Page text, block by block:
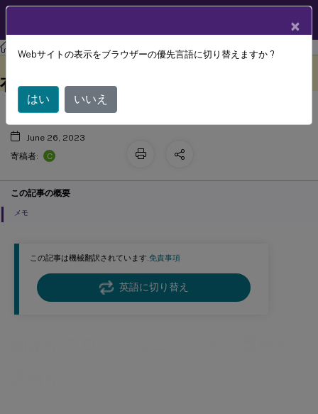
Profile Management Profile Management 2303
この記事は機械翻訳されています.免責事項
英語に切り替え
固定かプロビジョニングか、専用か共
有か
June 26, 2023
寄稿者:
C
この記事の概要
メモ
×
Webサイトの表示をブラウザーの優先言語に切り替えますか ?
はい いいえ